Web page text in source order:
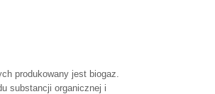
produkowany jest biogaz.
substancji organicznej i